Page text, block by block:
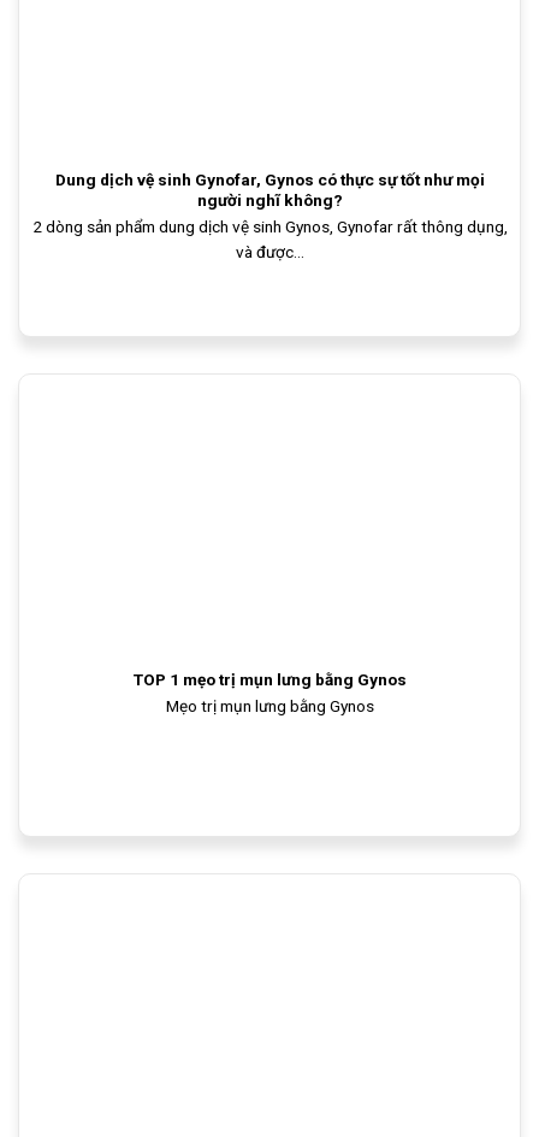
Dung dịch vệ sinh Gynofar, Gynos có thực sự tốt như mọi
người nghĩ không?
2 dòng sản phẩm dung dịch vệ sinh Gynos, Gynofar rất thông dụng,
và được...
TOP 1 mẹo trị mụn lưng bằng Gynos
Mẹo trị mụn lưng bằng Gynos